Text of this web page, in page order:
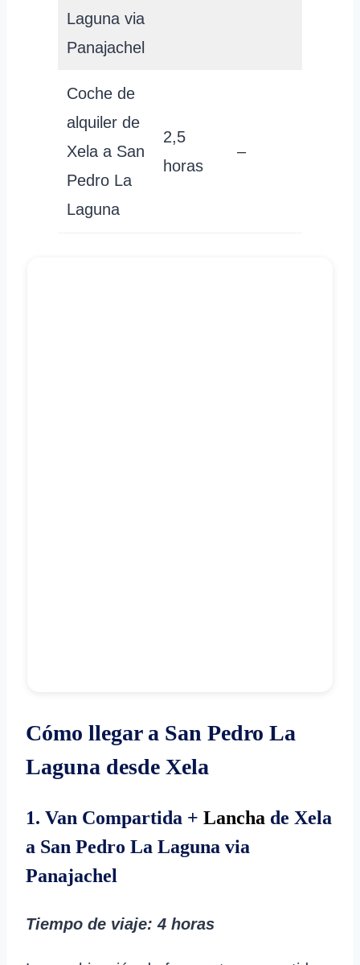
Laguna via
Panajachel
Coche de
alquiler de
Xela a San
Pedro La
Laguna
2,5
horas
–
Cómo llegar a San Pedro La
Laguna desde Xela
1. Van Compartida + Lancha de Xela
a San Pedro La Laguna via
Panajachel
Tiempo de viaje: 4 horas